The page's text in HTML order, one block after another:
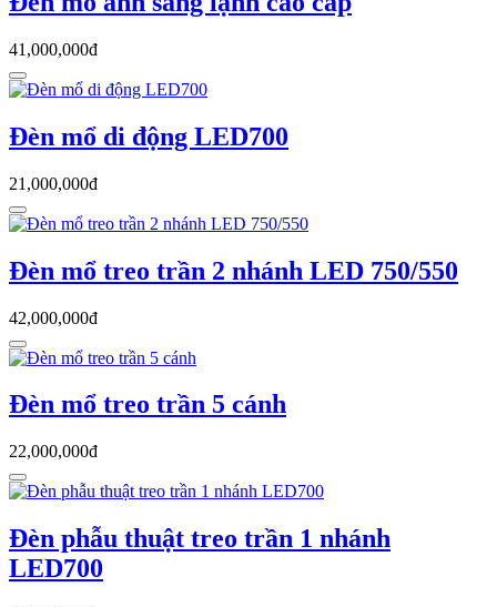
41,000,000đ
Đèn mổ di động LED700
21,000,000đ
Đèn mổ treo trần 2 nhánh LED 750/550
42,000,000đ
Đèn mổ treo trần 5 cánh
22,000,000đ
Đèn phẫu thuật treo trần 1 nhánh
LED700